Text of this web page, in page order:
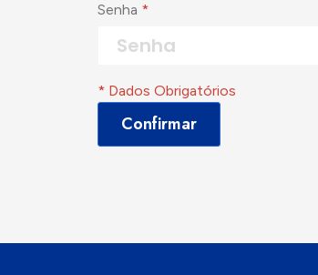
Senha *
* Dados Obrigatórios
Confirmar